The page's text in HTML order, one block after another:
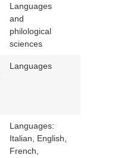
Languages
and
philological
sciences
Languages
Languages:
Italian, English,
French,